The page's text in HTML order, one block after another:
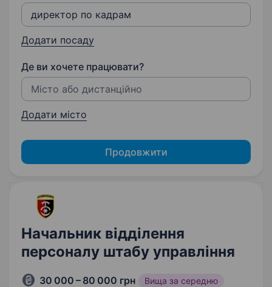
Додати посаду
Де ви хочете працювати?
Додати місто
Продовжити
Начальник відділення
персоналу штабу управління
30 000 – 80 000 грн Вища за середню